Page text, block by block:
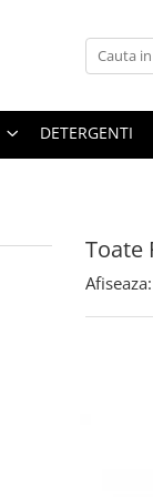
DETERGENTI
Toate
Afiseaza: